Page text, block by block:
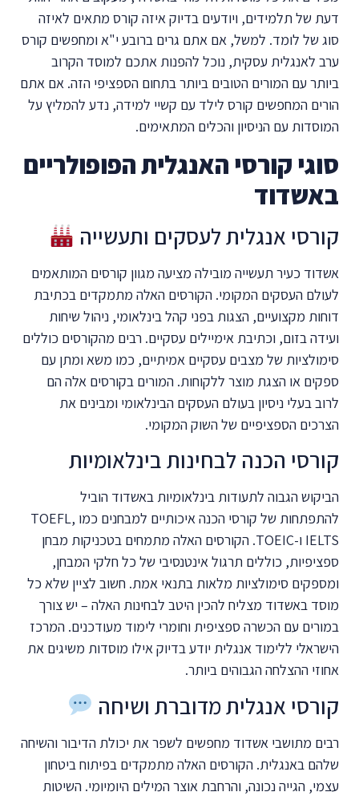
דעת של תלמידים, ויודעים בדיוק איזה קורס מתאים לאיזה
סוג של לומד. למשל, אם אתם גרים ברובע י"א ומחפשים קורס
ערב לאנגלית עסקית, נוכל להפנות אתכם למוסד הקרוב
ביותר עם המורים הטובים ביותר בתחום הספציפי הזה. אם אתם
הורים המחפשים קורס לילד עם קשיי למידה, נדע להמליץ על
המוסדות עם הניסיון והכלים המתאימים.
סוגי קורסי האנגלית הפופולריים
באשדוד
קורסי אנגלית לעסקים ותעשייה
אשדוד כעיר תעשייה מובילה מציעה מגוון קורסים המותאמים
לעולם העסקים המקומי. הקורסים האלה מתמקדים בכתיבת
דוחות מקצועיים, הצגות בפני קהל בינלאומי, ניהול שיחות
ועידה בזום, וכתיבת אימיילים עסקיים. רבים מהקורסים כוללים
סימולציות של מצבים עסקיים אמיתיים, כמו משא ומתן עם
ספקים או הצגת מוצר ללקוחות. המורים בקורסים אלה הם
לרוב בעלי ניסיון בעולם העסקים הבינלאומי ומבינים את
הצרכים הספציפיים של השוק המקומי.
קורסי הכנה לבחינות בינלאומיות
הביקוש הגבוה לתעודות בינלאומיות באשדוד הוביל
להתפתחות של קורסי הכנה איכותיים למבחנים כמו TOEFL,
IELTS ו-TOEIC. הקורסים האלה מתמחים בטכניקות מבחן
ספציפיות, כוללים תרגול אינטנסיבי של כל חלקי המבחן,
ומספקים סימולציות מלאות בתנאי אמת. חשוב לציין שלא כל
מוסד באשדוד מצליח להכין היטב לבחינות האלה – יש צורך
במורים עם הכשרה ספציפית וחומרי לימוד מעודכנים. המרכז
הישראלי ללימוד אנגלית יודע בדיוק אילו מוסדות משיגים את
אחוזי ההצלחה הגבוהים ביותר.
קורסי אנגלית מדוברת ושיחה
רבים מתושבי אשדוד מחפשים לשפר את יכולת הדיבור והשיחה
שלהם באנגלית. הקורסים האלה מתמקדים בפיתוח ביטחון
עצמי, הגייה נכונה, והרחבת אוצר המילים היומיומי. השיטות